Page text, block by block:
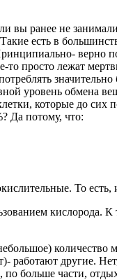
вы ранее не
есть в
верно
то просто лежат
уровень обмена
которые до сих
Да потому, что:
То
кислорода.
работают другие.
по больше части,